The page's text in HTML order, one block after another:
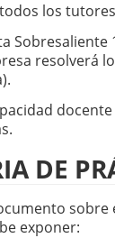
los
resolverá
DE
exponer: